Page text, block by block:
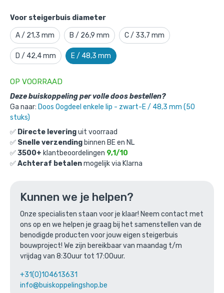
Voor steigerbuis diameter
A / 21,3 mm B / 26,9 mm C / 33,7 mm
D / 42,4 mm E / 48,3 mm
OP VOORRAAD
Deze buiskoppeling per volle doos bestellen?
Ga naar: Doos Oogdeel enkele lip - zwart-E / 48,3 mm (50
stuks)
✅ Directe leveringuit voorraad
✅ Snelle verzending binnen BE en NL
✅3500+ klantbeoordelingen 9,1/10
✅Achteraf betalenmogelijk via Klarna
Kunnen we je helpen?
Onze specialisten staan voor je klaar! Neem contact met
ons op en we helpen je graag bij het samenstellen van de
benodigde producten voor jouw eigen steigerbuis
bouwproject! We zijn bereikbaar van maandag t/m
vrijdag van 8:30uur tot 17:00uur.
+31(0)104613631
info@buiskoppelingshop.be
Buiskoppeling Oogdeel enkele lip -
zwart-E / 48,3 mm
Gekozen aantal: x
Productnummer: 101055ZWE
€8,88
€ 7,34 excl. BTW
Ga naar winkelmandje
Bovenstaande product wordt vaak
gecombineerd met: